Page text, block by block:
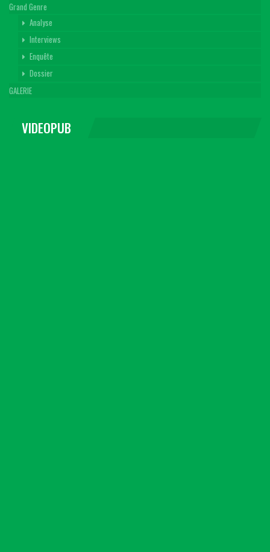
Grand Genre
Analyse
Interviews
Enquête
Dossier
GALERIE
VIDEOPUB